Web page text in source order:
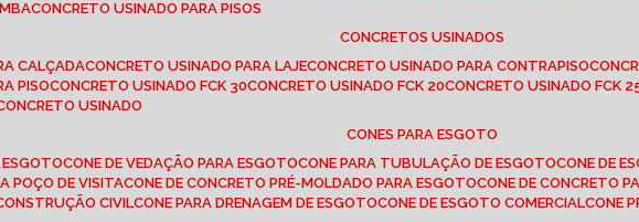
CONCRETO USINADO PARA PISOS
CONCRETOS USINADOS
CALÇADA CONCRETO USINADO PARA LAJE CONCRETO USINADO PARA CONTRAPISO
PISO CONCRETO USINADO FCK 30 CONCRETO USINADO FCK 20 CONCRETO USINADO FCK
CONCRETO USINADO
CONES PARA ESGOTO
ESGOTO
CONE DE VEDAÇÃO PARA ESGOTO CONE PARA TUBULAÇÃO DE ESGOTO CONE DE
POÇO DE VISITA CONE DE CONCRETO PRÉ-MOLDADO PARA ESGOTO CONE DE CONCRETO
CIVIL CONE PARA DRENAGEM DE ESGOTO CONE DE ESGOTO COMERCIAL CONE